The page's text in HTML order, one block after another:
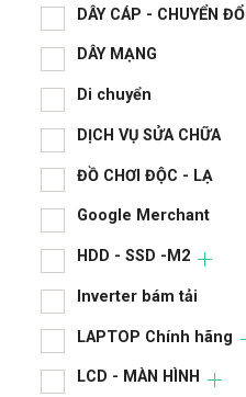
DÂY CÁP - CHUYỂN ĐỔI
DÂY MẠNG
Di chuyển
DỊCH VỤ SỬA CHỮA
ĐỒ CHƠI ĐỘC - LẠ
Google Merchant
HDD - SSD -M2
Inverter bám tải
LAPTOP Chính hãng
LCD - MÀN HÌNH